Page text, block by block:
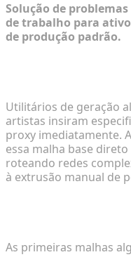
Solução de
de trabalho para
de produção padrão.
Utilitários de geração
artistas insiram
proxy imediatamente.
essa malha base
roteando redes
à extrusão manual de
As primeiras malhas